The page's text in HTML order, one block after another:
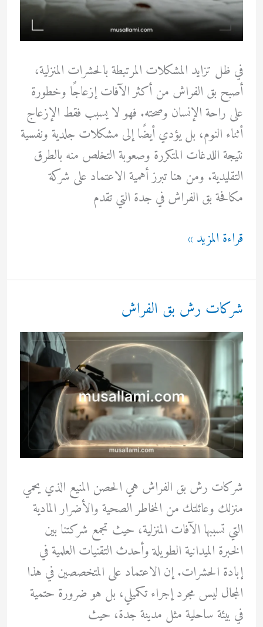
في ظل تزايد المشكلات المرتبطة بالحشرات المنزلية،
أصبح بق الفراش من أكثر الآفات إزعاجًا وخطورة
على راحة الإنسان وصحته. فهو لا يسبب فقط الإزعاج
أثناء النوم، بل يؤدي أيضًا إلى مشكلات جلدية ونفسية
نتيجة اللدغات المتكررة وصعوبة التخلص منه بالطرق
التقليدية. ومن هنا تبرز أهمية الاعتماد على شركة
مكافحة بق الفراش في جدة التي تقدم
شركة
بق
الفراش
جدة
قراءة المزيد »
شركات رش بق الفراش
شركات رش بق الفراش هي الحصن المنيع الذي يحمي
منزلك وعائلتك من المخاطر الصحية والأضرار المادية
التي تسببها الآفات المنزلية، حيث تجمع شركتنا بين
الخبرة الميدانية الطويلة وأحدث التقنيات العلمية في
إبادة الحشرات. إن الاعتماد على المتخصصين في هذا
المجال ليس مجرد إجراء تكميلي، بل هو ضرورة حتمية
في بيئة ساحلية مثل مدينة جدة، حيث